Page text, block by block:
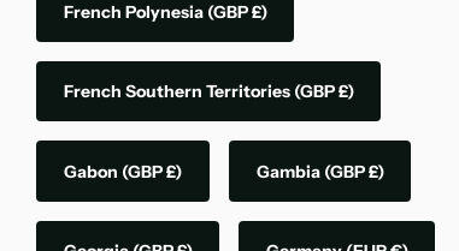
French Polynesia (GBP £)
French Southern Territories (GBP £)
Gabon (GBP £) Gambia (GBP £)